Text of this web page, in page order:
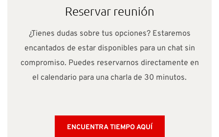
Reservar reunión
¿Tienes dudas sobre tus opciones? Estaremos
encantados de estar disponibles para un chat sin
compromiso. Puedes reservarnos directamente en
el calendario para una charla de 30 minutos.
ENCUENTRA TIEMPO AQUÍ